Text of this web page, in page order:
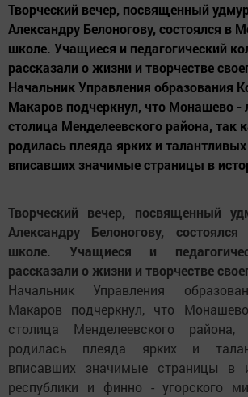
Творческий вечер, посвященный
Александру Белоногову, состоялся в
школе. Учащиеся и педагогический
рассказали о жизни и творчестве
Начальник Управления образования
Макаров подчеркнул, что Монашево -
столица Менделеевского района, так
родилась плеяда ярких и
вписавших значимые страницы в
Творческий вечер, посвященный
Александру Белоногову,
школе. Учащиеся и
рассказали о жизни и творчестве
Начальник Управления
Макаров подчеркнул, что
столица Менделеевского
родилась плеяда ярких и
вписавших значимые страницы в
республики и финно - угорского